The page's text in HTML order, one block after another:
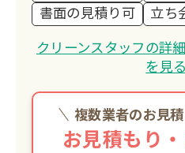
書面の見積り可
立ち
クリーンスタッフの詳
を見る
複数業者のお見
お見積もり